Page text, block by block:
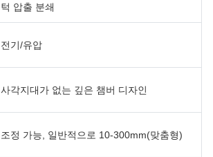
턱 압출 분쇄
전기/유압
사각지대가 없는 깊은 챔버 디자인
조정 가능, 일반적으로 10-300mm(맞춤형)